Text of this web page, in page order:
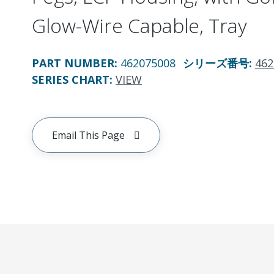
Glow-Wire Capable, Tray
PART NUMBER: 462075008 シリーズ番号:
SERIES CHART: VIEW
Email This Page